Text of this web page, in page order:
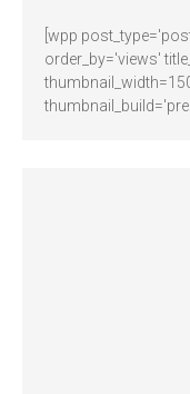
[wpp
order_by='views'